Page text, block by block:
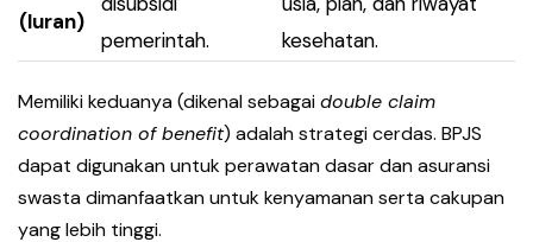
(Iuran)
pemerintah.
kesehatan.
Memiliki keduanya (dikenal sebagaidouble claim
coordination of benefit) adalah strategi cerdas. BPJS
dapat digunakan untuk perawatan dasar dan asuransi
swasta dimanfaatkan untuk kenyamanan serta cakupan
yang lebih tinggi.